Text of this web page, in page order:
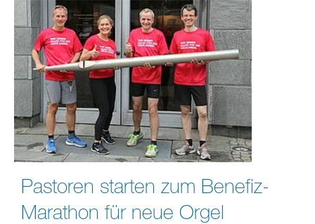
Pastoren starten zum Benefiz-
Marathon für neue Orgel